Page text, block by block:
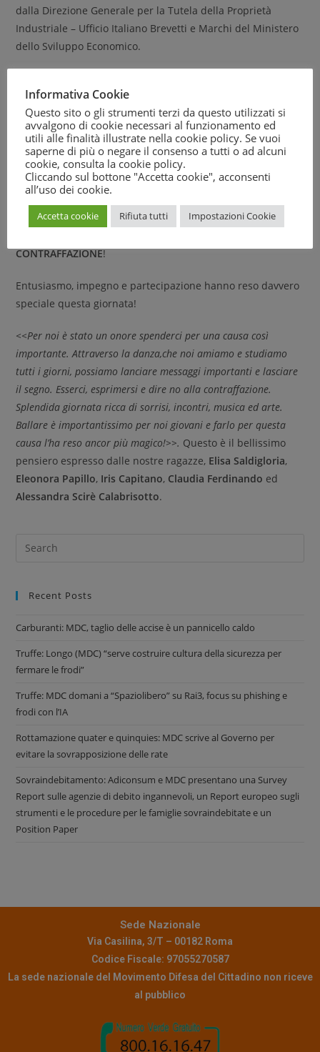
dalla Direzione Generale per la Tutela della Proprietà
Industriale – Ufficio Italiano Brevetti e Marchi del Ministero
dello Sviluppo Economico.
sensibilizzare e tenere alta l’attenzione sulla contraffazione
e i suoi impatti.
L’appuntamento organizzato da MDC si è svolto domenica
31 ottobre. Una bellissima giornata trascorsa al Mercato di
Porta Portese Est! Con il nostro flash mob, realizzato
ragazze del Gruppo “
Bailando Insieme con Allegria” dirette
CONTRAFFAZIONE!
Entusiasmo, impegno e partecipazione hanno reso davvero
speciale questa giornata!
<<Per noi è stato un onore spenderci per una causa così
importante. Attraverso la danza,che noi amiamo e studiamo
tutti i giorni, possiamo lanciare messaggi importanti e lasciare
il segno. Esserci, esprimersi e dire no alla contraffazione.
Splendida giornata ricca di sorrisi, incontri, musica ed arte.
Ballare è importantissimo per noi giovani e farlo per questa
causa l’ha reso ancor più magico!>>. Questo è il bellissimo
pensiero espresso dalle nostre ragazze, Elisa Saldigloria,
Eleonora Papillo, Iris Capitano, Claudia Ferdinando ed
Alessandra Scirè Calabrisotto.
Recent Posts
Carburanti: MDC, taglio delle accise è un pannicello caldo
Truffe: Longo (MDC) “serve costruire cultura della sicurezza per
fermare le frodi”
Truffe: MDC domani a “Spaziolibero” su Rai3, focus su phishing e
frodi con l’IA
Rottamazione quater e quinquies: MDC scrive al Governo per
evitare la sovrapposizione delle rate
Sovraindebitamento: Adiconsum e MDC presentano una Survey
Report sulle agenzie di debito ingannevoli, un Report europeo sugli
strumenti e le procedure per le famiglie sovraindebitate e un
Position Paper
Sede Nazionale
Via Casilina, 3/T – 00182 Roma
Codice Fiscale: 97055270587
La sede nazionale del Movimento Difesa del Cittadino non riceve
al pubblico
Informativa Cookie
Questo sito o gli strumenti terzi da questo utilizzati si
avvalgono di cookie necessari al funzionamento ed
utili alle finalità illustrate nella cookie policy. Se vuoi
saperne di più o negare il consenso a tutti o ad alcuni
cookie, consulta la cookie policy.
Cliccando sul bottone "Accetta cookie", acconsenti
all’uso dei cookie.
Accetta cookie Rifiuta tutti Impostazioni Cookie